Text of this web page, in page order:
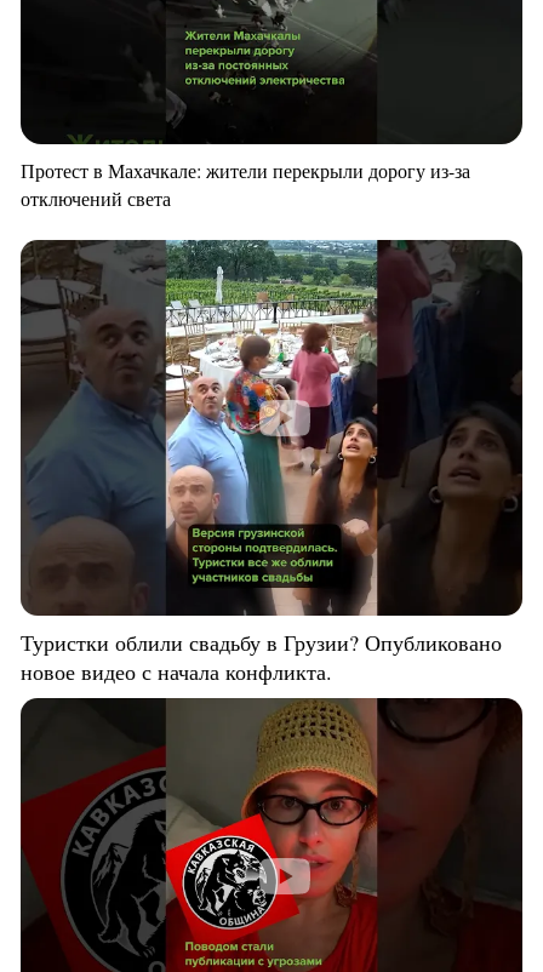
Протест в Махачкале: жители перекрыли дорогу из-за
отключений света
Туристки облили свадьбу в Грузии? Опубликовано
новое видео с начала конфликта.